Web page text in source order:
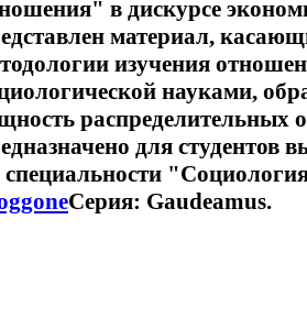
в дискурсе
материал,
изучения
науками,
распределительных
для студентов
специальности
Серия: Gaudeamus.